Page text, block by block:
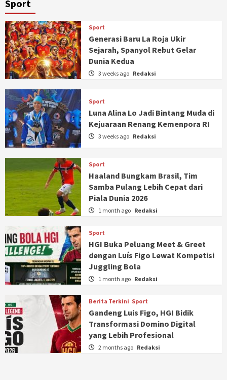
Sport
Sport
Generasi Baru La Roja Ukir
Sejarah, Spanyol Rebut Gelar
Dunia Kedua
3 weeks ago Redaksi
Sport
Luna Alina Lo Jadi Bintang Muda di
Kejuaraan Renang Kemenpora RI
3 weeks ago Redaksi
Sport
Haaland Bungkam Brasil, Tim
Samba Pulang Lebih Cepat dari
Piala Dunia 2026
1 month ago Redaksi
Sport
HGI Buka Peluang Meet & Greet
dengan Luís Figo Lewat Kompetisi
Juggling Bola
1 month ago Redaksi
Berita Terkini Sport
Gandeng Luis Figo, HGI Bidik
Transformasi Domino Digital
yang Lebih Profesional
2 months ago Redaksi